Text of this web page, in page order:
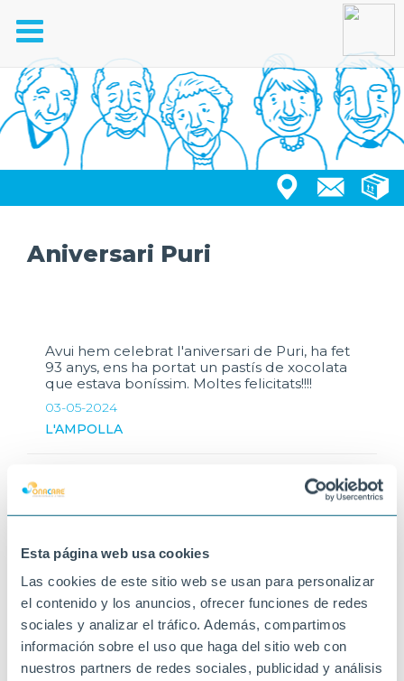
Esta página web usa cookies
Las cookies de este sitio web se usan para personalizar
el contenido y los anuncios, ofrecer funciones de redes
sociales y analizar el tráfico. Además, compartimos
información sobre el uso que haga del sitio web con
nuestros partners de redes sociales, publicidad y análisis
Toggle
navigation
Aniversari Puri
Avui hem celebrat l'aniversari de Puri, ha fet
93 anys, ens ha portat un pastís de xocolata
que estava boníssim. Moltes felicitats!!!!
03-05-2024
L'AMPOLLA